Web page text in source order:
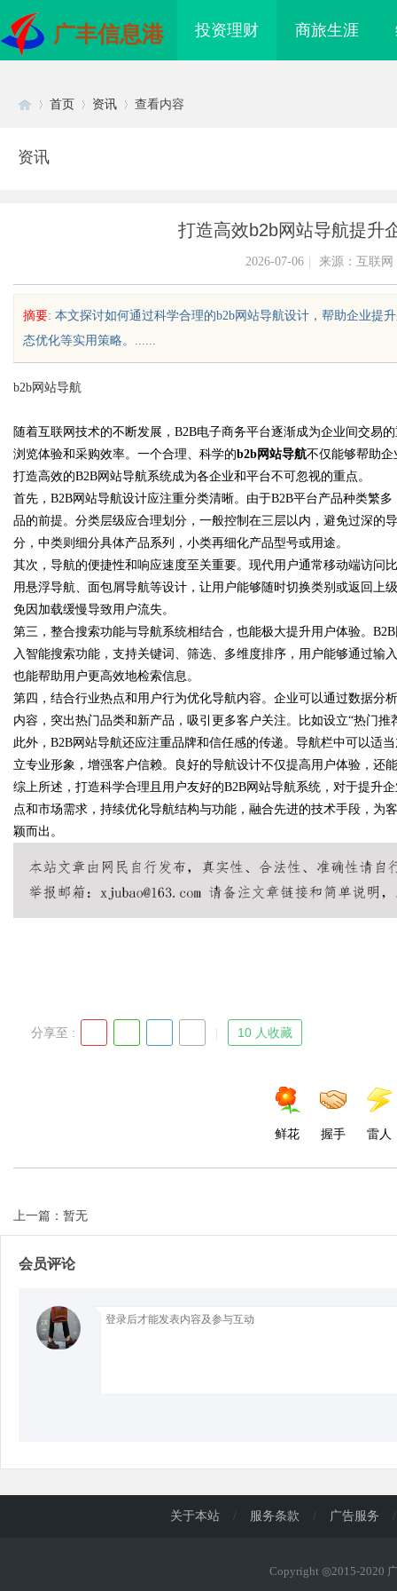
广丰信息港 投资理财 商旅生涯
uz
!
Bo
首页 资讯 查看内容
资讯
打造高效b2b网站导航提升
2026-07-06 来源：互联网
摘要: 本文探讨如何通过科学合理的b2b网站导航设计，帮助企业提
态优化等实用策略。......
b2b网站导航
随着互联网技术的不断发展，B2B电子商务平台逐渐成为企业间交易
浏览体验和采购效率。一个合理、科学的b2b网站导航不仅能够帮助
打造高效的B2B网站导航系统成为各企业和平台不可忽视的重点。
首先，B2B网站导航设计应注重分类清晰。由于B2B平台产品种类繁
品的前提。分类层级应合理划分，一般控制在三层以内，避免过深的
分，中类则细分具体产品系列，小类再细化产品型号或用途。
其次，导航的便捷性和响应速度至关重要。现代用户通常移动端访问
用悬浮导航、面包屑导航等设计，让用户能够随时切换类别或返回上
免因加载缓慢导致用户流失。
第三，整合搜索功能与导航系统相结合，也能极大提升用户体验。
入智能搜索功能，支持关键词、筛选、多维度排序，用户能够通过输
也能帮助用户更高效地检索信息。
第四，结合行业热点和用户行为优化导航内容。企业可以通过数据分
内容，突出热门品类和新产品，吸引更多客户关注。比如设立“热门
此外，B2B网站导航还应注重品牌和信任感的传递。导航栏中可以适
立专业形象，增强客户信赖。良好的导航设计不仅提高用户体验，还
综上所述，打造科学合理且用户友好的B2B网站导航系统，对于提升
点和市场需求，持续优化导航结构与功能，融合先进的技术手段，为
颖而出。
分享至 : 10 人收藏
鲜花 握手 雷人
上一篇：暂无
会员评论
武汉配眼镜 上海配眼镜
星图AI助力
关于本站 / 服务条款 / 广告服务 /
Copyright ◎2015-2020